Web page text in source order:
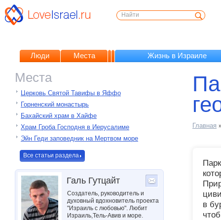
Люди Места Жизнь в Израиле
Места
Церковь Святой Тавифы в Яффо
Горненский монастырь
Бахайский храм в Хайфе
Храм Гроба Господня в Иерусалиме
Эйн Геди заповедник на Мертвом море
Все статьи раздела
Галь Гутцайт
Создатель, руководитель и
духовный вдохновитель проекта
"Израиль с любовью". Любит
Израиль,Тель-Авив и море.
Главная
в